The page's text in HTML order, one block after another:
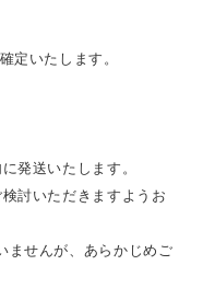
定いたします。
発送いたします。
討いただきますようお
せんが、あらかじめご